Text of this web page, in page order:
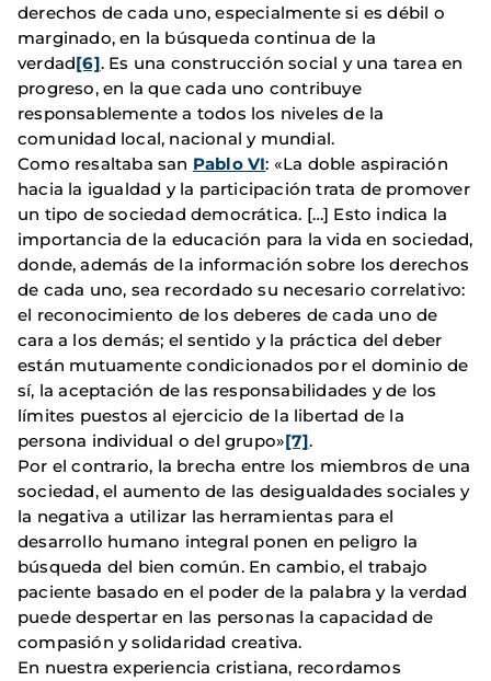
derechos de cada uno, especialmente si es débil o
marginado, en la búsqueda continua de la
verdad[6]. Es una construcción social y una tarea en
progreso, en la que cada uno contribuye
responsablemente a todos los niveles de la
comunidad local, nacional y mundial.
Como resaltaba san Pablo VI: «La doble aspiración
hacia la igualdad y la participación trata de promover
un tipo de sociedad democrática. […] Esto indica la
importancia de la educación para la vida en sociedad,
donde, además de la información sobre los derechos
de cada uno, sea recordado su necesario correlativo:
el reconocimiento de los deberes de cada uno de
cara a los demás; el sentido y la práctica del deber
están mutuamente condicionados por el dominio de
sí, la aceptación de las responsabilidades y de los
límites puestos al ejercicio de la libertad de la
persona individual o del grupo»[7].
Por el contrario, la brecha entre los miembros de una
sociedad, el aumento de las desigualdades sociales y
la negativa a utilizar las herramientas para el
desarrollo humano integral ponen en peligro la
búsqueda del bien común. En cambio, el trabajo
paciente basado en el poder de la palabra y la verdad
puede despertar en las personas la capacidad de
compasión y solidaridad creativa.
En nuestra experiencia cristiana, recordamos